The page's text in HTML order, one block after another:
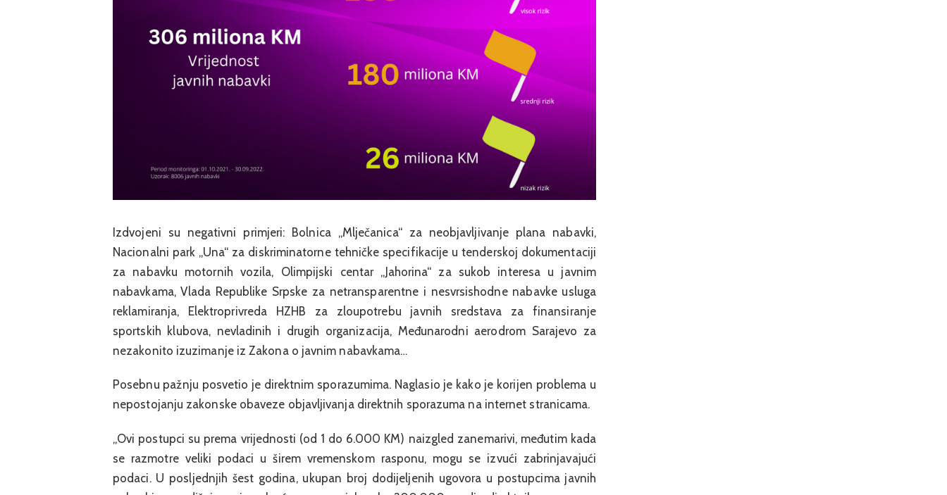
Izdvojeni su negativni primjeri: Bolnica „Mlječanica“ za neobjavljivanje plana nabavki,
Nacionalni park „Una“ za diskriminatorne tehničke specifikacije u tenderskoj dokumentaciji
za nabavku motornih vozila, Olimpijski centar „Jahorina“ za sukob interesa u javnim
nabavkama, Vlada Republike Srpske za netransparentne i nesvrsishodne nabavke usluga
reklamiranja, Elektroprivreda HZHB za zloupotrebu javnih sredstava za finansiranje
sportskih klubova, nevladinih i drugih organizacija, Međunarodni aerodrom Sarajevo za
nezakonito izuzimanje iz Zakona o javnim nabavkama…
Posebnu pažnju posvetio je direktnim sporazumima. Naglasio je kako je korijen problema u
nepostojanju zakonske obaveze objavljivanja direktnih sporazuma na internet stranicama.
„Ovi postupci su prema vrijednosti (od 1 do 6.000 KM) naizgled zanemarivi, međutim kada
se razmotre veliki podaci u širem vremenskom rasponu, mogu se izvući zabrinjavajući
podaci. U posljednjih šest godina, ukupan broj dodijeljenih ugovora u postupcima javnih